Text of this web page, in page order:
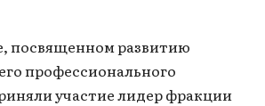
посвященном развитию
профессионального
участие лидер фракции